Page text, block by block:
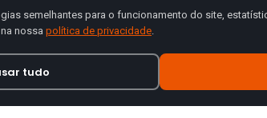
semelhantes para o funcionamento do site,
nossa política de privacidade.
tudo